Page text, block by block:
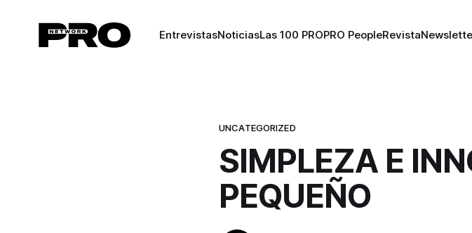
EntrevistasNoticiasLas 100 PROPRO PeopleRevista
UNCATEGORIZED
SIMPLEZA E
PEQUEÑO